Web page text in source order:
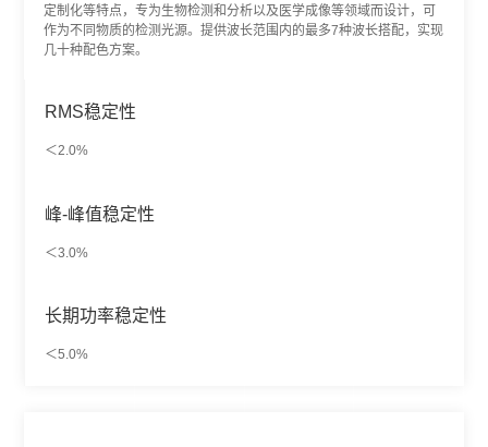
定制化等特点，专为生物检测和分析以及医学成像等领域而设计，可
作为不同物质的检测光源。提供波长范围内的最多7种波长搭配，实现
几十种配色方案。
RMS稳定性
＜2.0%
峰-峰值稳定性
＜3.0%
长期功率稳定性
＜5.0%